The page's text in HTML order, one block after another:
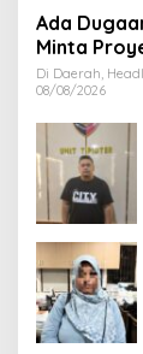
Ada
Minta
Dihentikan
Di Daerah,
08/08/2026